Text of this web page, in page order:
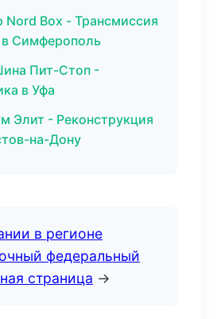
Nord Box - Трансмиссия
в Симферополь
Пит-Стоп -
в Уфа
Элит - Реконструкция
на-Дону
в регионе
федеральный
страница →